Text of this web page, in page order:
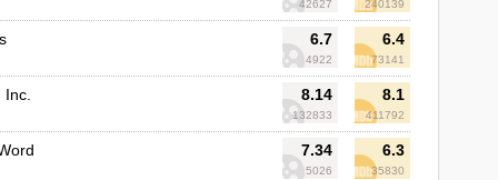
42627 240139
6.7
4922
6.4
73141
8.14
132833
8.1
411792
7.34
5026
6.3
35830